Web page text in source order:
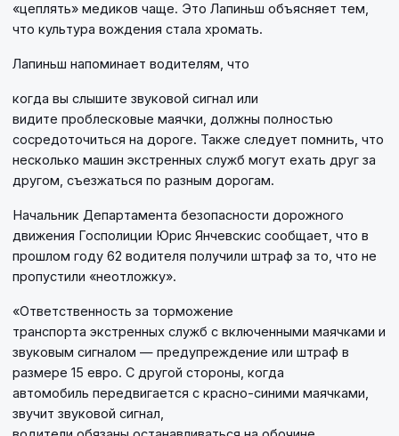
«цеплять» медиков чаще. Это Лапиньш объясняет тем,
что культура вождения стала хромать.
Лапиньш напоминает водителям, что
когда вы слышите звуковой сигнал или
видите проблесковые маячки, должны полностью
сосредоточиться на дороге. Также следует помнить, что
несколько машин экстренных служб могут ехать друг за
другом, съезжаться по разным дорогам.
Начальник Департамента безопасности дорожного
движения Госполиции Юрис Янчевскис сообщает, что в
прошлом году 62 водителя получили штраф за то, что не
пропустили «неотложку».
«Ответственность за торможение
транспорта экстренных служб с включенными маячками и
звуковым сигналом — предупреждение или штраф в
размере 15 евро. С другой стороны, когда
автомобиль передвигается с красно-синими маячками,
звучит звуковой сигнал,